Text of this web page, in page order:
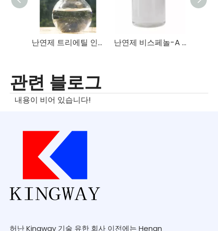
난연제 트리에틸 인산염 TEP 난연제 비스페놀-A 비스(디페닐 인산염) BDP
관련 블로그
내용이 비어 있습니다!
허난 Kingway 기술 유한 회사 이전에는 Henan